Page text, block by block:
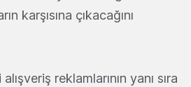
karşısına çıkacağını
reklamlarının yanı sıra